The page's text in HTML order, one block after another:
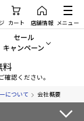
カート 店舗情報 メニュー
ン
ゲーム向けパソコン
セール
キャンペーン
セール・キャンペーン
期間限定セール
料
確認ください。
について 会社概要